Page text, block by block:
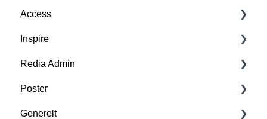
Scan, opret og slet RFID-tags
FAQ
Funktioner
Opsæt appen til jeres bibliotek
Udvikling
Forstå Butler
FAQ
Kernefunktioner
Tilkøbsfunktioner
Statistik
Access
Forstå Access
Persontæller og alarm
FAQ
Udvikling
Inspire
Forstå Inspire
FAQ
Opsætning
Redia Admin
Forstå Redia Admin
FAQ
Poster
Forstå Poster
Generelt